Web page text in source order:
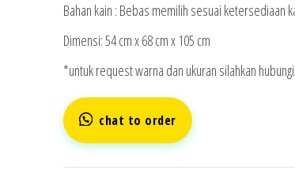
Bahan kain : Bebas memilih sesuai ketersediaan
Dimensi: 54 cm x 68 cm x 105 cm
*untuk request warna dan ukuran silahkan
chat to order